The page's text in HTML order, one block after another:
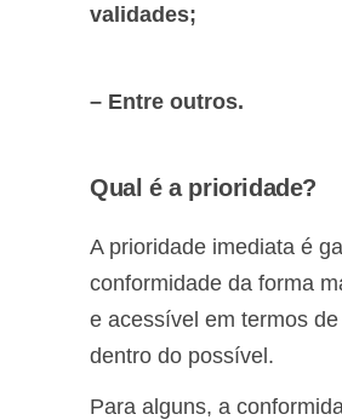
validades;
– Entre outros.
Qual é a prioridade?
A prioridade imediata é
conformidade da forma
e acessível em termos
dentro do possível.
Para alguns, a